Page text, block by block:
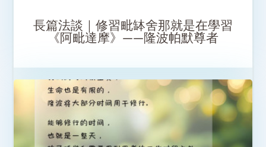
長篇法談｜修習毗缽舍那就是在學習
《阿毗達摩》——隆波帕默尊者